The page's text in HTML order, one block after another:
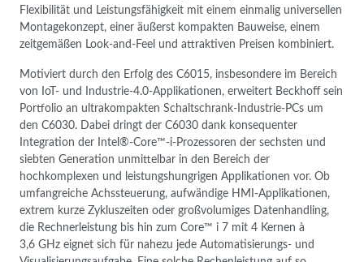
Flexibilität und Leistungsfähigkeit mit einem einmalig universellen
Montagekonzept, einer äußerst kompakten Bauweise, einem
zeitgemäßen Look-and-Feel und attraktiven Preisen kombiniert.
Motiviert durch den Erfolg des C6015, insbesondere im Bereich
von IoT- und Industrie-4.0-Applikationen, erweitert Beckhoff sein
Portfolio an ultrakompakten Schaltschrank-Industrie-PCs um
den C6030. Dabei dringt der C6030 dank konsequenter
Integration der Intel®-Core™-i-Prozessoren der sechsten und
siebten Generation unmittelbar in den Bereich der
hochkomplexen und leistungshungrigen Applikationen vor. Ob
umfangreiche Achssteuerung, aufwändige HMI-Applikationen,
extrem kurze Zykluszeiten oder großvolumiges Datenhandling,
die Rechnerleistung bis hin zum Core™ i 7 mit 4 Kernen à
3,6 GHz eignet sich für nahezu jede Automatisierungs- und